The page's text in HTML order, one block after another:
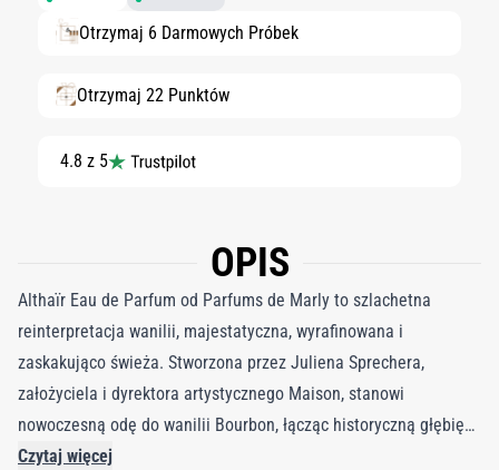
Otrzymaj 6 Darmowych Próbek
Otrzymaj 22 Punktów
4.8 z 5
OPIS
Althaïr Eau de Parfum od Parfums de Marly to szlachetna
reinterpretacja wanilii, majestatyczna, wyrafinowana i
zaskakująco świeża. Stworzona przez Juliena Sprechera,
założyciela i dyrektora artystycznego Maison, stanowi
nowoczesną odę do wanilii Bourbon, łącząc historyczną głębię
ze współczesnym wyrafinowaniem. Wanilia, bezpośrednia
Czytaj więcej